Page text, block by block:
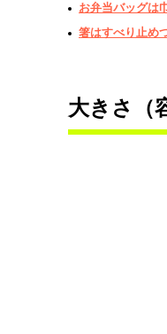
お弁当バッグは
箸はすべり止め
大きさ（